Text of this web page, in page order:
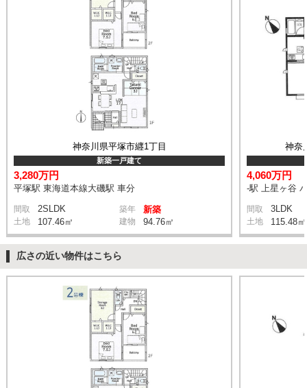
神奈川県平塚市纒1丁目
新築一戸建て
3,280万円
平塚駅 東海道本線大磯駅 車分
間取 2SLDK 築年 新築
土地 107.46㎡ 建物 94.76㎡
神奈
4,060万円
-駅 上星ヶ谷
間取 3LDK
土地 115.48㎡
広さの近い物件はこちら